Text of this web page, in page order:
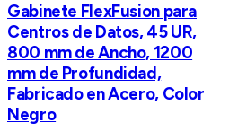
Gabinete FlexFusion para
Centros de Datos, 45 UR,
800 mm de Ancho, 1200
mm de Profundidad,
Fabricado en Acero, Color
Negro